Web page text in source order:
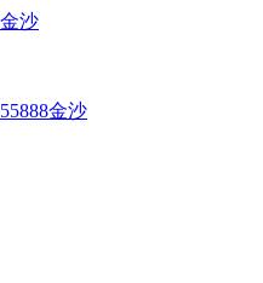
沙
金沙